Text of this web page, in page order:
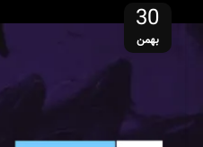
30
بهمن